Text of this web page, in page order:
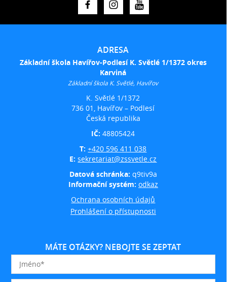
ADRESA
Základní škola Havířov-Podlesí K. Světlé 1/1372 okres
Karviná
Základní škola K. Světlé, Havířov
K. Světlé 1/1372
736 01, Havířov – Podlesí
Česká republika
IČ:48805424
T:+420 596 411 038
E:sekretariat@zssvetle.cz
Datová schránka: q9tiv9a
Informační systém: odkaz
Ochrana osobních údajů
Prohlášení o přístupnosti
MÁTE OTÁZKY? NEBOJTE SE ZEPTAT